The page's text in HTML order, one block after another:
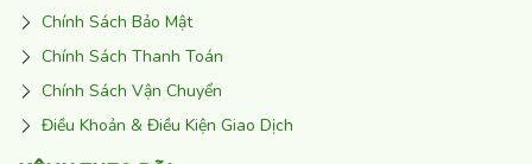
Chính Sách Bảo Mật
Chính Sách Thanh Toán
Chính Sách Vận Chuyển
Điều Khoản & Điều Kiện Giao Dịch